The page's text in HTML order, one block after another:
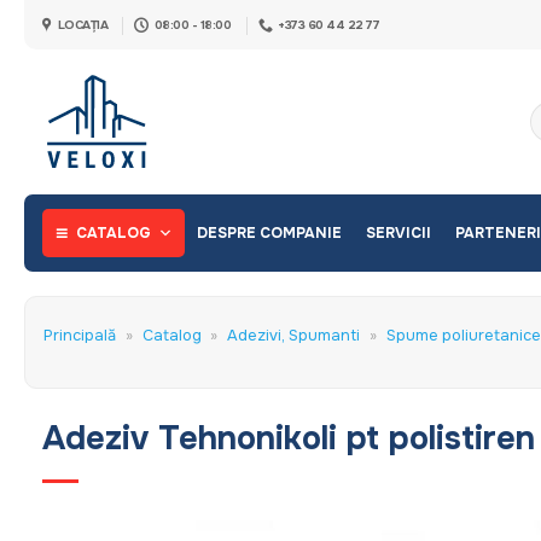
LOCAȚIA 08:00 - 18:00 +373 60 44 22 77
CATALOG DESPRE COMPANIE SERVICII PARTENERI
Principală » Catalog » Adezivi, Spumanti » Spume
Adeziv Tehnonikoli pt